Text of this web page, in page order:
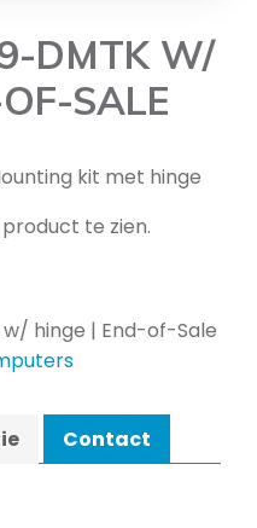
DMTK W/
SALE
kit met hinge
te zien.
hinge | End-of-Sale
Contact